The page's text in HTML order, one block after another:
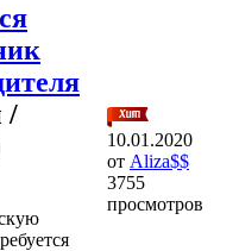
/
10.01.2020
от Aliza$$
3755
просмотров